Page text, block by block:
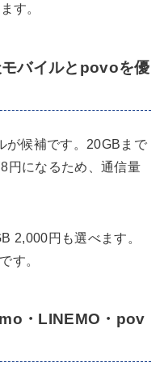
す。
バイルとpovoを優
が候補です。20GBまで
円になるため、通信量
2,000円も選べます。
す。
・LINEMO・pov